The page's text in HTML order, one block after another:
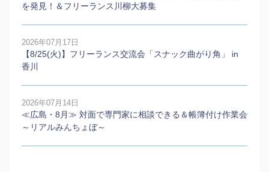
を発見！＆フリーランス川柳大募集
2026年07月17日
【8/25(火)】フリーランス交流会「スナック曲がり角」 in
香川
2026年07月14日
≪広島・8月≫ 対面で専門家に相談できる＆帳簿付け作業会
～リアルみんちょぼ～